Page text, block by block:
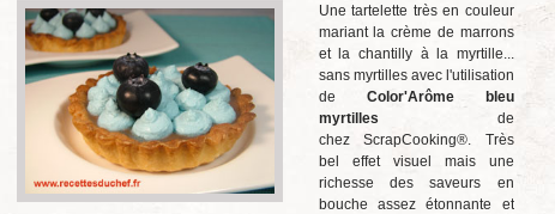
Une tartelette très en couleur
mariant la crème de marrons
et la chantilly à la myrtille...
sans myrtilles avec l'utilisation
de Color'Arôme bleu
myrtilles de
chez ScrapCooking®. Très
bel effet visuel mais une
richesse des saveurs en
bouche assez étonnante et